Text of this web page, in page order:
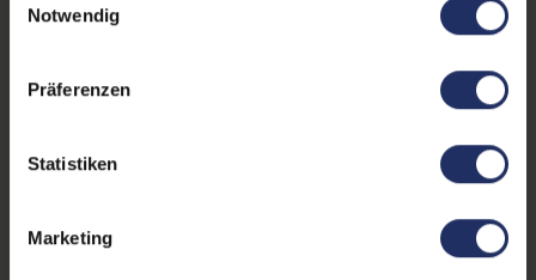
Weitere Informationen finden Sie in
Notwendig
Präferenzen
Statistiken
Marketing
Arbeitsspeicher:
Maße (LxBxH):